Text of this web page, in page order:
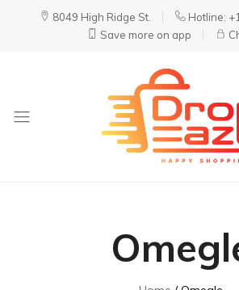
8049 High Ridge St.
Hotline:
Save more on app